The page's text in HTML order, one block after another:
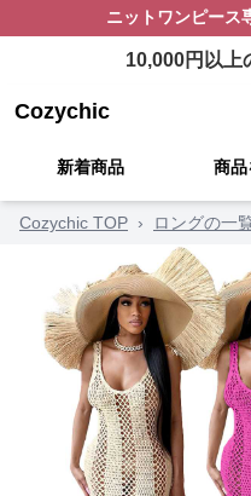
ニットワンピース
10,000円以上
Cozychic
新着商品 商品
Cozychic TOP › ロングの一